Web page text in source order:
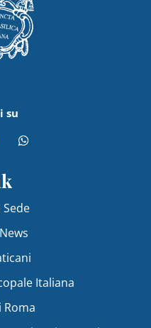
su
Sede
Italiana
Roma